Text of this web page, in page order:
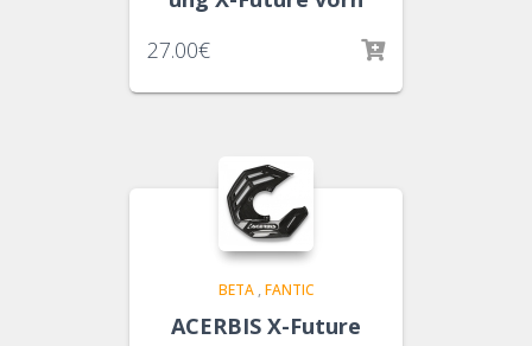
27.00€
BETA, FANTIC
ACERBIS X-Future